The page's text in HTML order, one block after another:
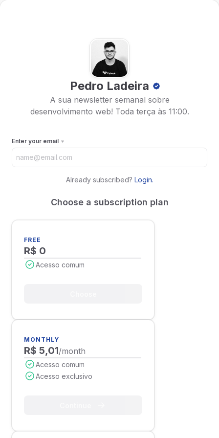
Pedro Ladeira
A sua newsletter semanal sobre
desenvolvimento web! Toda terça às 11:00.
Enter your email
Already subscribed? Login.
Choose a subscription plan
FREE
R$ 0
Acesso comum
MONTHLY
R$ 5,01/month
Acesso comum
Acesso exclusivo